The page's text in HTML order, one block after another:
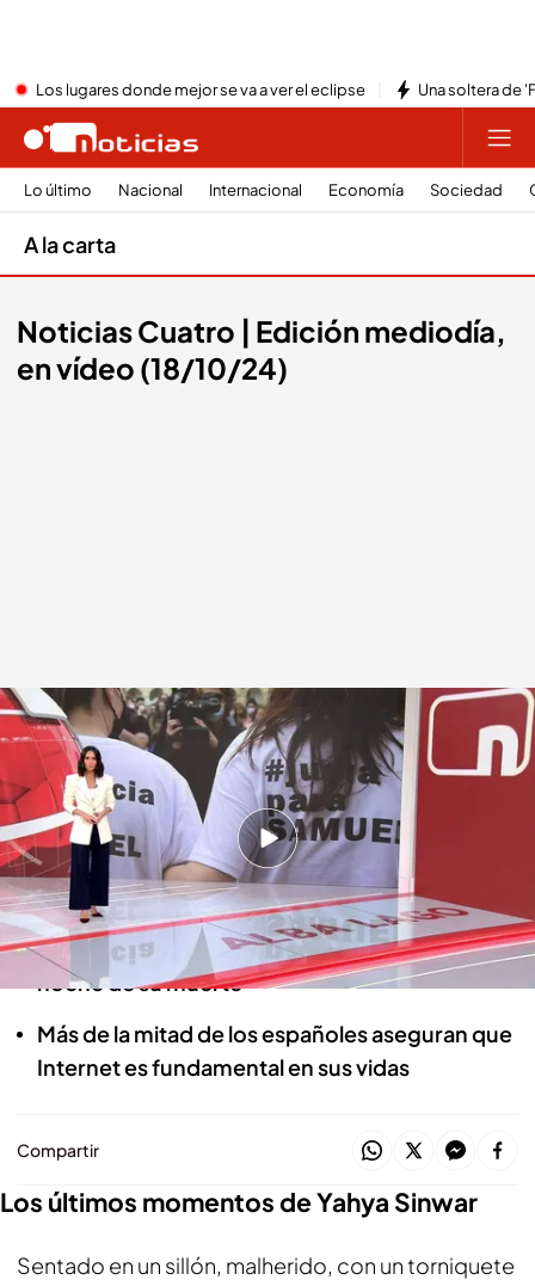
Los lugares donde mejor se va a ver el eclipse Una soltera de
Lo último Nacional Internacional Economía Sociedad
A la carta
Noticias Cuatro | Edición mediodía,
en vídeo (18/10/24)
Las noticias, de la mano de Alba Lago
Redacción digital Noticias Cuatro
18 OCT 2024 - 15:15h.
Los últimos momentos de Yahya Sinwar antes
de morir en un ataque de Israel
Declara la amiga que estaba con Samuel Luiz la
noche de su muerte
Más de la mitad de los españoles aseguran que
Internet es fundamental en sus vidas
Compartir
Los últimos momentos de Yahya Sinwar
Sentado en un sillón, malherido, con un torniquete